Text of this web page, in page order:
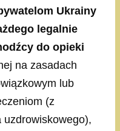
Ukrainy
legalnie
do opieki
na zasadach
lub
(z
uzdrowiskowego),